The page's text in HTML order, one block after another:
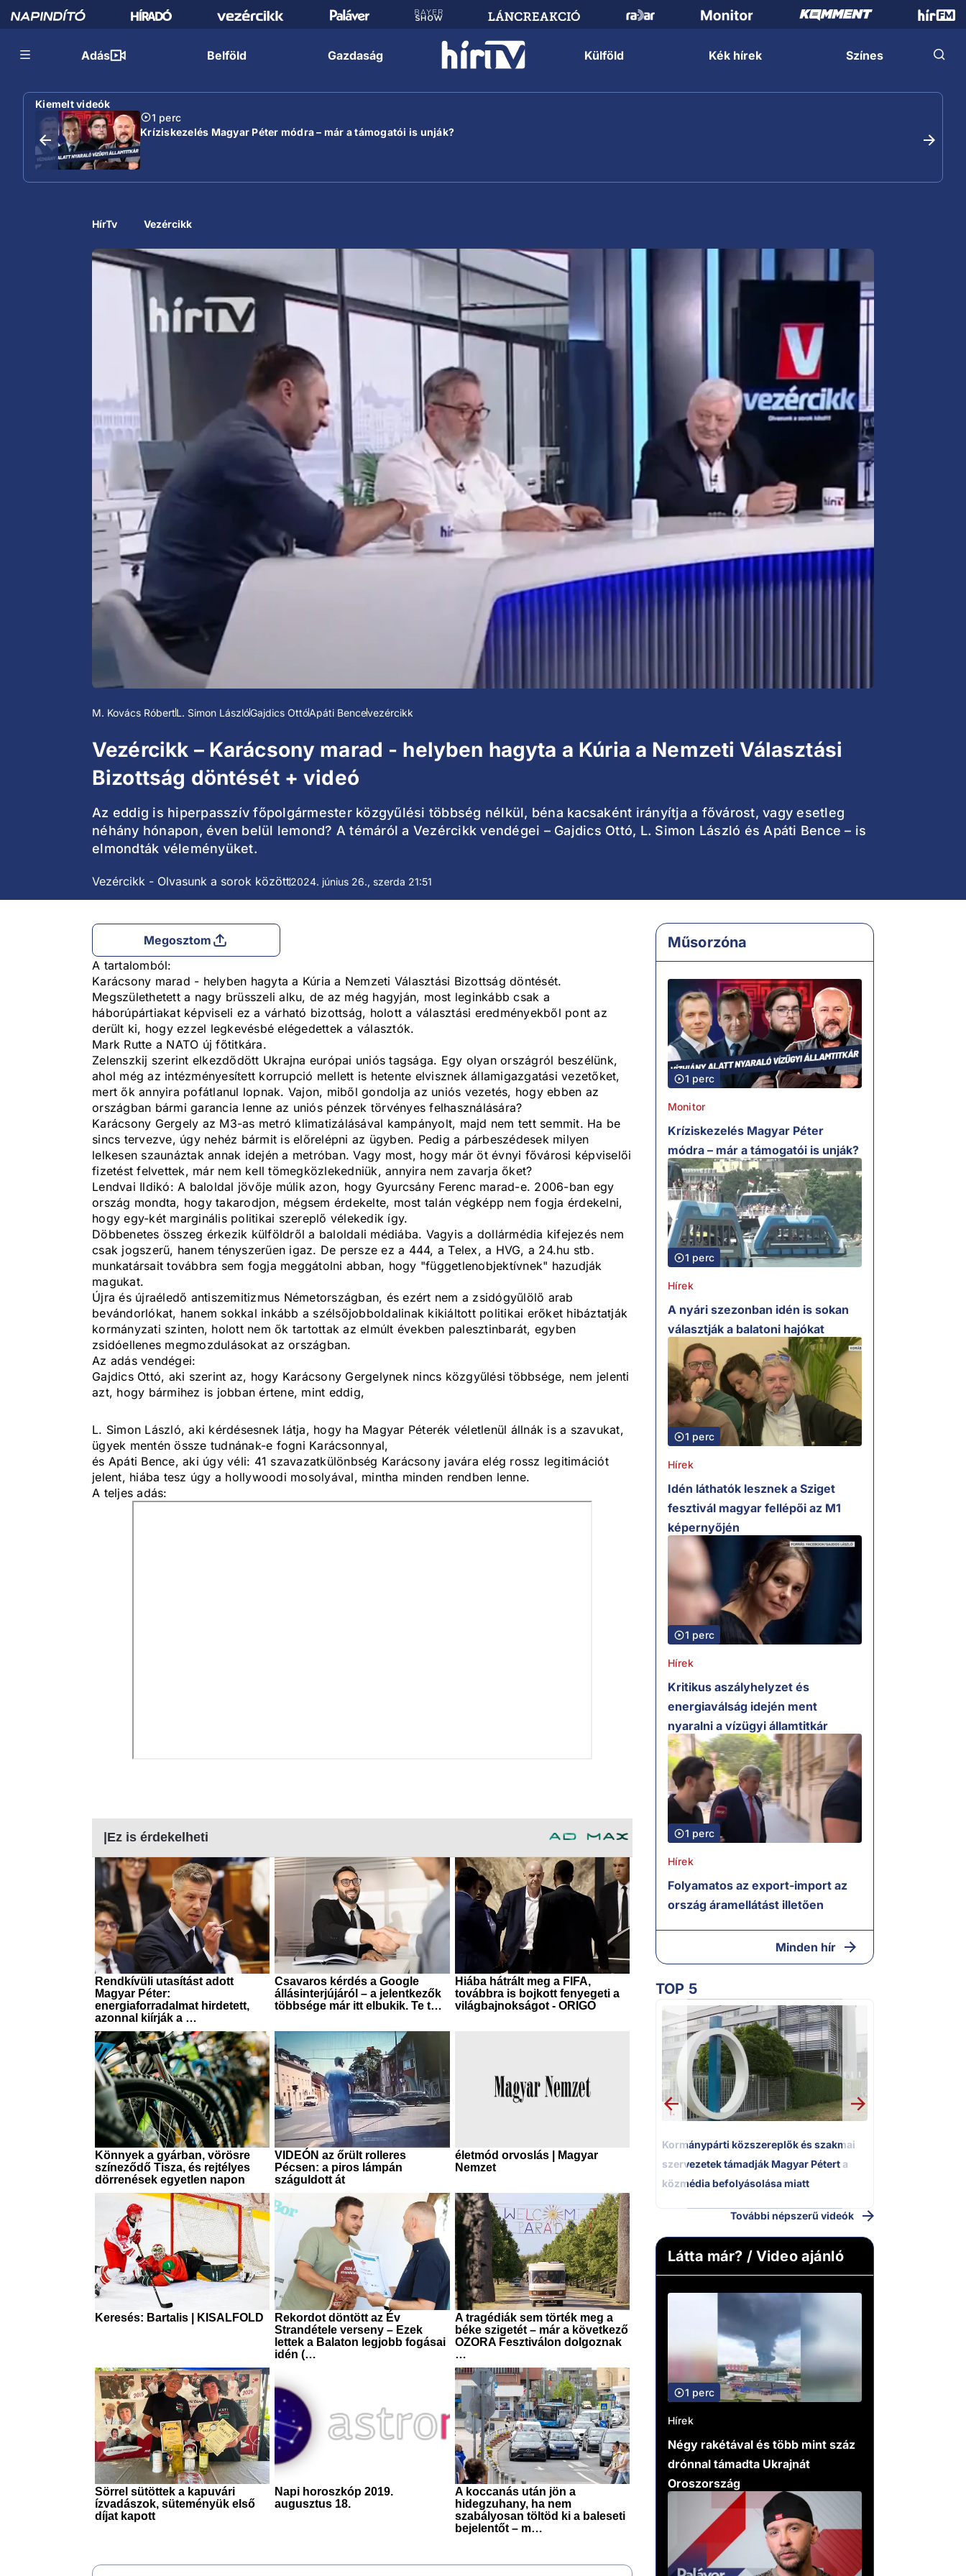
Adás Belföld Gazdaság Külföld Kék hírek Színes
Kiemelt videók
1 perc
Kríziskezelés Magyar Péter módra – már a támogatói is unják?
HírTv Vezércikk
M. Kovács RóbertL. Simon LászlóGajdics OttóApáti Bencevezércikk
Vezércikk – Karácsony marad - helyben hagyta a Kúria a Nemzeti Választási
Bizottság döntését + videó
Az eddig is hiperpasszív főpolgármester közgyűlési többség nélkül, béna kacsaként irányítja a fővárost, vagy esetleg
néhány hónapon, éven belül lemond? A témáról a Vezércikk vendégei – Gajdics Ottó, L. Simon László és Apáti Bence – is
elmondták véleményüket.
Vezércikk - Olvasunk a sorok között2024. június 26., szerda 21:51
Megosztom
A tartalomból:
Karácsony marad - helyben hagyta a Kúria a Nemzeti Választási Bizottság döntését.
Megszülethetett a nagy brüsszeli alku, de az még hagyján, most leginkább csak a
háborúpártiakat képviseli ez a várható bizottság, holott a választási eredményekből pont az
derült ki, hogy ezzel legkevésbé elégedettek a választók.
Mark Rutte a NATO új főtitkára.
Zelenszkij szerint elkezdődött Ukrajna európai uniós tagsága. Egy olyan országról beszélünk,
ahol még az intézményesített korrupció mellett is hetente elvisznek államigazgatási vezetőket,
mert ők annyira pofátlanul lopnak. Vajon, miből gondolja az uniós vezetés, hogy ebben az
országban bármi garancia lenne az uniós pénzek törvényes felhasználására?
Karácsony Gergely az M3-as metró klimatizálásával kampányolt, majd nem tett semmit. Ha be
sincs tervezve, úgy nehéz bármit is előrelépni az ügyben. Pedig a párbeszédesek milyen
lelkesen szaunáztak annak idején a metróban. Vagy most, hogy már öt évnyi fővárosi képviselői
fizetést felvettek, már nem kell tömegközlekedniük, annyira nem zavarja őket?
Lendvai Ildikó: A baloldal jövője múlik azon, hogy Gyurcsány Ferenc marad-e. 2006-ban egy
ország mondta, hogy takarodjon, mégsem érdekelte, most talán végképp nem fogja érdekelni,
hogy egy-két marginális politikai szereplő vélekedik így.
Döbbenetes összeg érkezik külföldről a baloldali médiába. Vagyis a dollármédia kifejezés nem
csak jogszerű, hanem tényszerűen igaz. De persze ez a 444, a Telex, a HVG, a 24.hu stb.
munkatársait továbbra sem fogja meggátolni abban, hogy "függetlenobjektívnek" hazudják
magukat.
Újra és újraéledő antiszemitizmus Németországban, és ezért nem a zsidógyűlölő arab
bevándorlókat, hanem sokkal inkább a szélsőjobboldalinak kikiáltott politikai erőket hibáztatják
kormányzati szinten, holott nem ők tartottak az elmúlt években palesztinbarát, egyben
zsidóellenes megmozdulásokat az országban.
Az adás vendégei:
Gajdics Ottó, aki szerint az, hogy Karácsony Gergelynek nincs közgyűlési többsége, nem jelenti
azt, hogy bármihez is jobban értene, mint eddig,
L. Simon László, aki kérdésesnek látja, hogy ha Magyar Péterék véletlenül állnák is a szavukat,
ügyek mentén össze tudnának-e fogni Karácsonnyal,
és Apáti Bence, aki úgy véli: 41 szavazatkülönbség Karácsony javára elég rossz legitimációt
jelent, hiába tesz úgy a hollywoodi mosolyával, mintha minden rendben lenne.
A teljes adás:
Műsorzóna
1 perc
Monitor
Kríziskezelés Magyar Péter
módra – már a támogatói is unják?
1 perc
Hírek
A nyári szezonban idén is sokan
választják a balatoni hajókat
1 perc
Hírek
Idén láthatók lesznek a Sziget
fesztivál magyar fellépői az M1
képernyőjén
1 perc
Hírek
Kritikus aszályhelyzet és
energiaválság idején ment
nyaralni a vízügyi államtitkár
1 perc
Hírek
Folyamatos az export-import az
ország áramellátást illetően
Minden hír
TOP 5
1.
Kormánypárti közszereplők és szakmai
szervezetek támadják Magyar Pétert a
közmédia befolyásolása miatt
További népszerű videók
Látta már? / Video ajánló
1 perc
Hírek
Négy rakétával és több mint száz
drónnal támadta Ukrajnát
Oroszország